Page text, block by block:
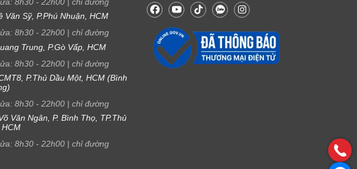
Văn Sỹ, P.Phú Nhuận, HCM
8h30 - 22h00 | chỉ đường
Trung, P.Gò Vấp, HCM
8h30 - 22h00 | chỉ đường
P.Thủ Dầu Một, HCM (Bình
8h30 - 22h00 | chỉ đường
Văn Ngân, P. Bình Thọ, TP.Thủ
8h30 - 22h00 | chỉ đường